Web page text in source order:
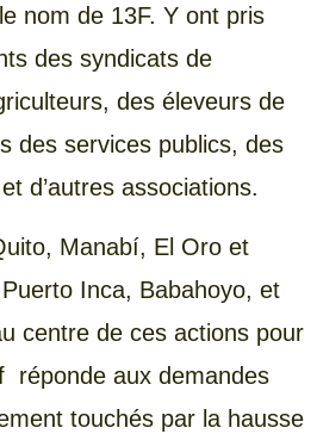
nom de 13F. Y ont pris
des syndicats de
des éleveurs de
des services publics, des
d’autres associations.
Manabí, El Oro et
Inca, Babahoyo, et
centre de ces actions pour
réponde aux demandes
touchés par la hausse